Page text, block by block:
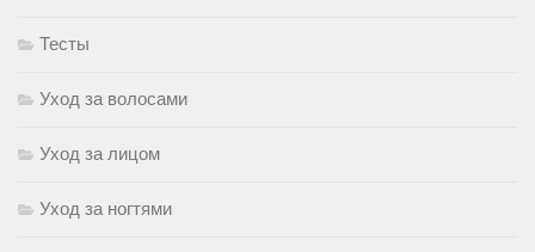
Тесты
Уход за волосами
Уход за лицом
Уход за ногтями